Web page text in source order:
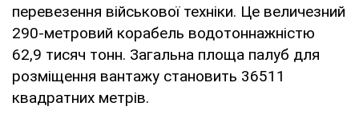
перевезення військової техніки. Це величезний
290-метровий корабель водотоннажністю
62,9 тисяч тонн. Загальна площа палуб для
розміщення вантажу становить 36511
квадратних метрів.